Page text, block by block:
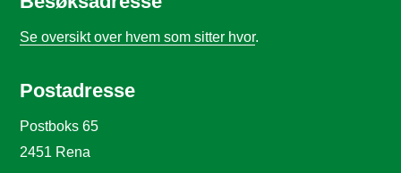
Se oversikt over hvem som sitter hvor.
Postadresse
Postboks 65
2451 Rena